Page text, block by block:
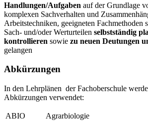
Handlungen/Aufgaben auf der Grundlage
komplexen Sachverhalten und
Arbeitstechniken, geeigneten Fachmethoden
Sach- und/oder Werturteilen selbstständig
kontrollieren sowie zu neuen Deutungen
gelangen
Abkürzungen
In den Lehrplänen der Fachoberschule
Abkürzungen verwendet:
ABIO
Agrarbiologie